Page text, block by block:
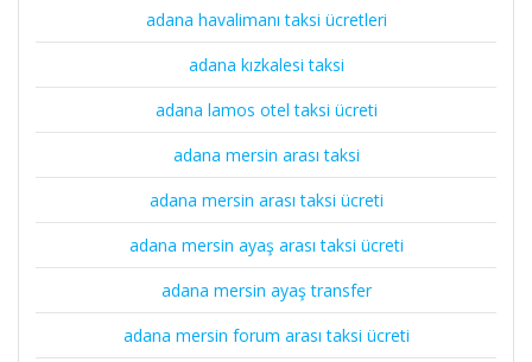
adana havalimanı taksi ücretleri
adana kızkalesi taksi
adana lamos otel taksi ücreti
adana mersin arası taksi
adana mersin arası taksi ücreti
adana mersin ayaş arası taksi ücreti
adana mersin ayaş transfer
adana mersin forum arası taksi ücreti